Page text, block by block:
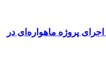
اجرای پروژه ماهواره‌ای در